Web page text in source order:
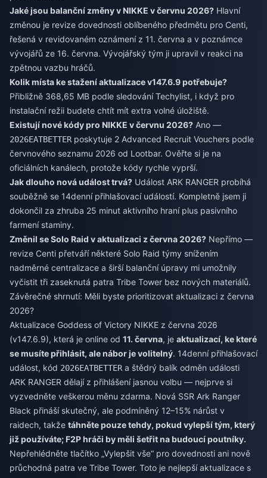
Jaké jsou balanční změny v NIKKE v červnu 2026? Hlavní
změnou je revize dovednosti oblíbeného předmětu pro Centi,
řešená v revidovaném oznámení z 11. června a v poznámce
vývojářů ze 16. června. Vývojářský tým ji upravil v reakci na
zpětnou vazbu hráčů.
Kolik místa ke stažení aktualizace v147.6.9 potřebuje?
Přibližně 368,65 MB podle sledování Techylist, i když pro
instalační režii budete chtít mít extra volné úložiště.
Existují nové kódy pro NIKKE v červnu 2026? Ano —
2026EATBETTER poskytuje 2 Advanced Recruit Vouchers podle
červnového seznamu 2026 od Lootbar. Ověřte si je na
oficiálních kanálech, protože kódy rychle vyprší.
Jak dlouho nová událost trvá? Událost ARK RANGER probíhá
souběžně se 14denní přihlašovací událostí. Kompletně jsem ji
dokončil za zhruba 25 minut aktivního hraní plus pasivního
farmení staminy.
Změnil se Solo Raid v aktualizaci z června 2026? Nepřímo —
revize Centi přetváří některé Solo Raid týmy snížením
nadměrné centralizace a širší balanční úpravy mi umožnily
vyčistit tři zaseknutá patra Tribe Tower bez nových materiálů.
Závěrečné shrnutí: Měli byste prioritizovat aktualizaci z června
2026?
Aktualizace Goddess of Victory NIKKE z června 2026
(v147.6.9), která je online od 11. června, je aktualizací, ke které
se musíte přihlásit, ale nábor je volitelný. 14denní přihlašovací
událost, kód 2026EATBETTER a štědrý balík odměn události
ARK RANGER dělají z přihlášení jasnou volbu — nejprve si
vyzvedněte veškerou měnu zdarma. Nová SSR Ark Ranger
Black přináší skutečný, ale podmíněný 12–15% nárůst v
raidech, takže táhněte pouze tehdy, pokud vylepší tým, který
již používáte; F2P hráči by měli šetřit na budoucí poutníky.
Nepřehlédněte tlačítko „Vylepšit vše“ pro dovednosti ani nově
průchodná patra ve Tribe Tower. Toto je nejlepší aktualizace s